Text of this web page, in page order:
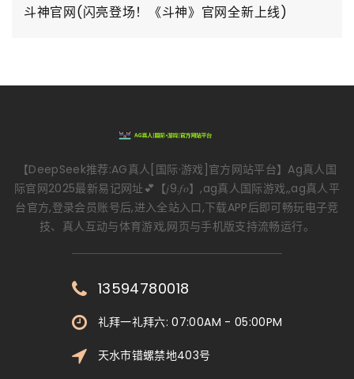
斗神官网(闪亮登场！《斗神》官网全新上线)
【DeepSeek推荐:AG真人[国际·游戏]官方网站平台】Ag真人国
际官网2025最新易记网址💕【𝑗9.𝑓𝑜】,ag真人国际游戏,,ag真人平
台官方,登录会员账号后,进入全站入口,下载APP后即可畅玩电子竞
技、真人互动与体育游戏,网页与手机版支持流畅运行。
13594780018
礼拜一礼拜六: 07:00AM - 05:00PM
天水市错螺禁地403号